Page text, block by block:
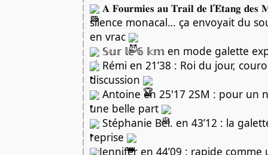
𝐀 𝐅𝐨𝐮𝐫𝐦𝐢𝐞𝐬 𝐚𝐮 𝐓𝐫𝐚𝐢𝐥 𝐝𝐞 𝐥’𝐄́𝐭𝐚𝐧𝐠
silence monacal… ça envoyait du
en vrac
𝕊𝕦𝕣 𝕝𝕖 𝟞 𝕜𝕞 en mode galette
Rémi en 21’38 : Roi du jour,
discussion
Antoine en 25'17 2SM : pour un
une belle part
Stéphanie Bel. en 43’12 : la
reprise
Jennifer en 44’09 : rapide